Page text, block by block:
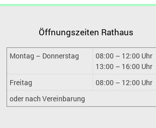
Öffnungszeiten Rathaus
Montag – Donnerstag
08:00 – 12:00 Uhr
13:00 – 16:00 Uhr
Freitag
08:00 – 12:00 Uhr
oder nach Vereinbarung